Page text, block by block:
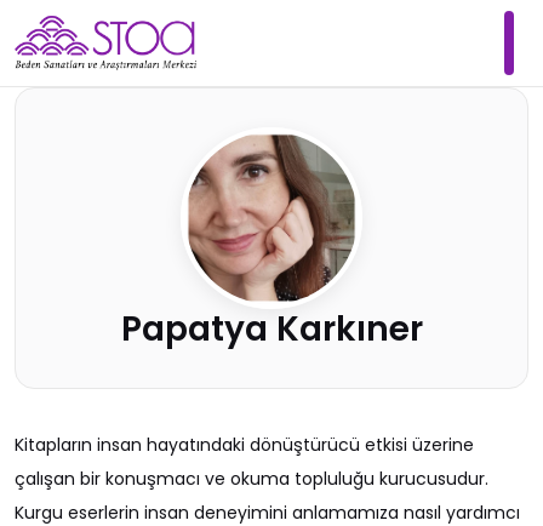
Papatya Karkıner
Kitapların insan hayatındaki dönüştürücü etkisi üzerine
çalışan bir konuşmacı ve okuma topluluğu kurucusudur.
Kurgu eserlerin insan deneyimini anlamamıza nasıl yardımcı